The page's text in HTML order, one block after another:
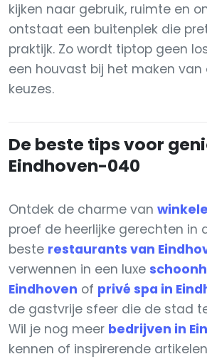
kijken naar gebruik, ruimte en
ontstaat een buitenplek die
praktijk. Zo wordt tiptop geen
een houvast bij het maken
keuzes.
De beste tips voor
Eindhoven-040
Ontdek de charme van
proef de heerlijke gerechten in
beste restaurants van
verwennen in een luxe
Eindhoven of privé spa in
de gastvrije sfeer die de stad
Wil je nog meer bedrijven in
kennen of inspirerende